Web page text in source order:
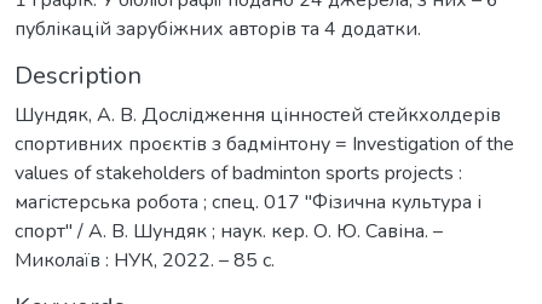
публікацій зарубіжних авторів та 4 додатки.
Description
Шундяк, А. В. Дослідження цінностей стейкхолдерів
спортивних проєктів з бадмінтону = Investigation of the
values of stakeholders of badminton sports projects :
магістерська робота ; спец. 017 ''Фізична культура і
спорт'' / А. В. Шундяк ; наук. кер. О. Ю. Савіна. –
Миколаїв : НУК, 2022. – 85 с.